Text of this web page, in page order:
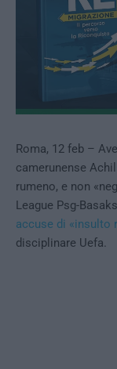
Roma, 12 feb –
camerunense
rumeno, e non
League Psg-
accuse di «insulto
disciplinare Uefa.